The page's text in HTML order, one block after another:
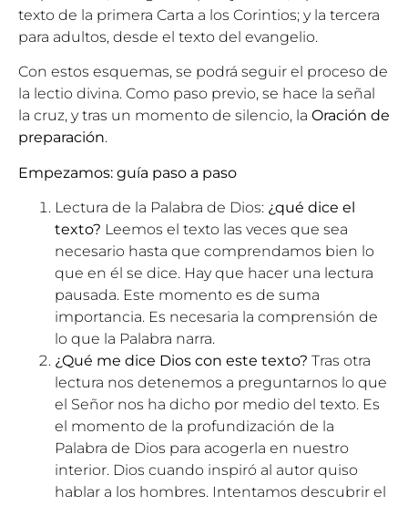
texto de la primera Carta a los Corintios; y la tercera
para adultos, desde el texto del evangelio.
Con estos esquemas, se podrá seguir el proceso de
la lectio divina. Como paso previo, se hace la señal
la cruz, y tras un momento de silencio, la Oración de
preparación.
Empezamos: guía paso a paso
Lectura de la Palabra de Dios: ¿qué dice el
texto? Leemos el texto las veces que sea
necesario hasta que comprendamos bien lo
que en él se dice. Hay que hacer una lectura
pausada. Este momento es de suma
importancia. Es necesaria la comprensión de
lo que la Palabra narra.
¿Qué me dice Dios con este texto? Tras otra
lectura nos detenemos a preguntarnos lo que
el Señor nos ha dicho por medio del texto. Es
el momento de la profundización de la
Palabra de Dios para acogerla en nuestro
interior. Dios cuando inspiró al autor quiso
hablar a los hombres. Intentamos descubrir el